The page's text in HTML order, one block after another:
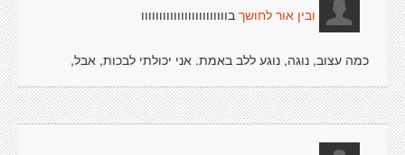
ובין אור לחושך בוווווווווווווווווווווווו
כמה עצוב, נוגה, נוגע ללב באמת. אני יכולתי לבכות, אבל,